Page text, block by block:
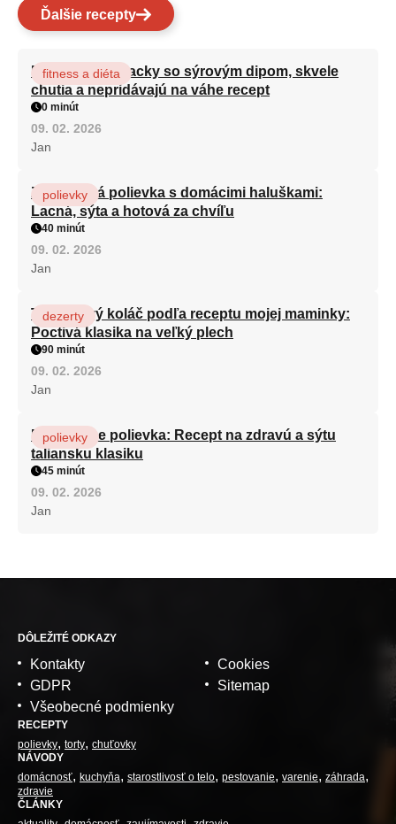
Ďalšie recepty
Brokolicové placky so sýrovým dipom, skvele
chutia a nepridávajú na váhe recept
fitness a diéta
0 minút
09. 02. 2026
Jan
Zeleninová polievka s domácimi haluškami:
Lacná, sýta a hotová za chvíľu
polievky
40 minút
09. 02. 2026
Jan
Tvarohový koláč podľa receptu mojej maminky:
Poctivá klasika na veľký plech
dezerty
90 minút
09. 02. 2026
Jan
Minestrone polievka: Recept na zdravú a sýtu
taliansku klasiku
polievky
45 minút
09. 02. 2026
Jan
DÔLEŽITÉ ODKAZY
Kontakty
GDPR
Všeobecné podmienky
Cookies
Sitemap
RECEPTY
polievky torty chuťovky
NÁVODY
domácnosť
kuchyňa starostlivosť o telo pestovanie varenie
záhrada
zdravie
ČLÁNKY